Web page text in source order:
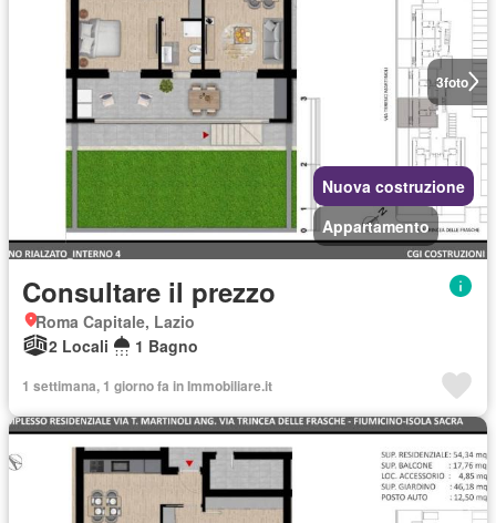
3foto
Nuova costruzione
Appartamento
Consultare il prezzo
Roma Capitale, Lazio
2 Locali
1 Bagno
1 settimana, 1 giorno fa in Immobiliare.it